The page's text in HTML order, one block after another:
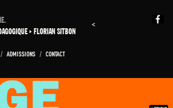
FLORIAN SITBON
<
/ ADMISSIONS / CONTACT